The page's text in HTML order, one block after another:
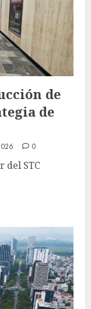
de
de
0
del STC